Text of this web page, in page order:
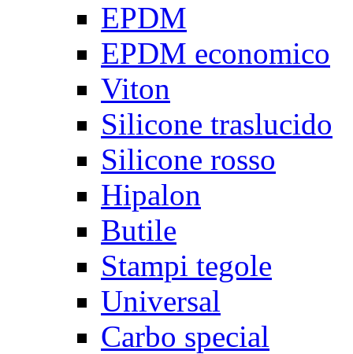
EPDM
EPDM economico
Viton
Silicone traslucido
Silicone rosso
Hipalon
Butile
Stampi tegole
Universal
Carbo special